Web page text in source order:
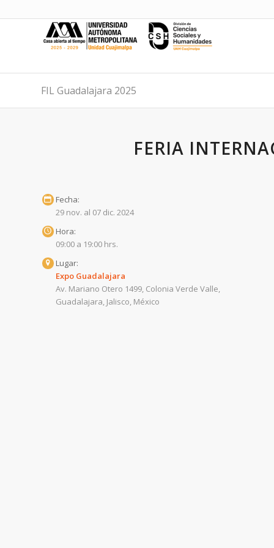
FIL Guadalajara 2025
FERIA
Fecha:
29 nov. al 07 dic. 2024
Hora:
09:00 a 19:00 hrs.
Lugar:
Expo Guadalajara
Av. Mariano Otero 1499, Colonia Verde Valle,
Guadalajara, Jalisco, México